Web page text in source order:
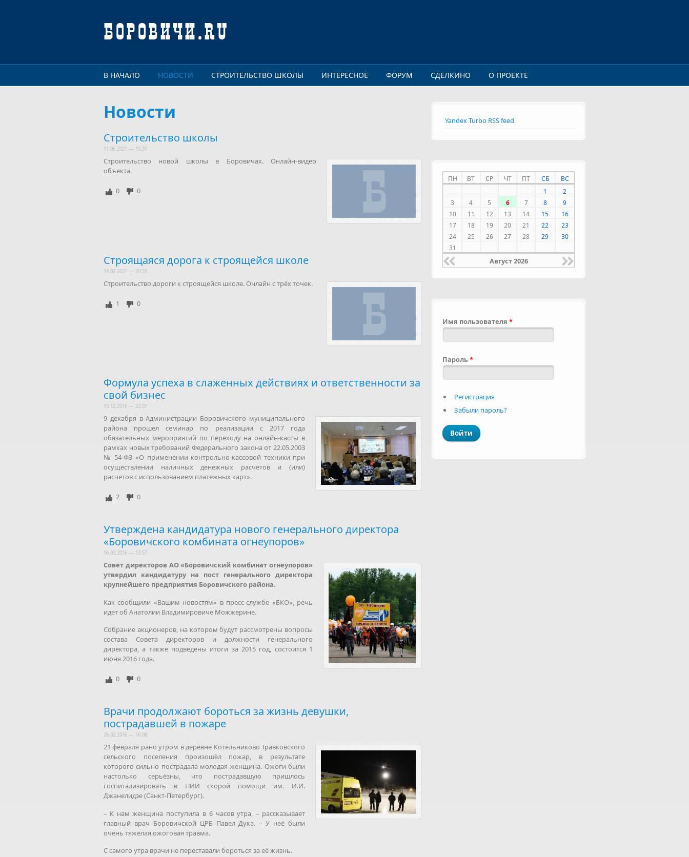
В НАЧАЛО НОВОСТИ СТРОИТЕЛЬСТВО ШКОЛЫ ИНТЕРЕСНОЕ ФОРУМ СДЕЛКИНО О ПРОЕКТЕ
Новости
Строительство школы
11.06.2021 — 15:31
Строительство новой школы в Боровичах. Онлайн-видео
объекта.
0 0
Строящаяся дорога к строящейся школе
14.02.2021 — 20:29
Строительство дороги к строящейся школе. Онлайн с трёх точек.
1 0
Формула успеха в слаженных действиях и ответственности за
свой бизнес
15.12.2016 — 22:07
9 декабря в Администрации Боровичского муниципального
района прошел семинар по реализации с 2017 года
обязательных мероприятий по переходу на онлайн-кассы в
рамках новых требований Федерального закона от 22.05.2003
№ 54-ФЗ «О применении контрольно-кассовой техники при
осуществлении наличных денежных расчетов и (или)
расчетов с использованием платежных карт».
2 0
Утверждена кандидатура нового генерального директора
«Боровичского комбината огнеупоров»
06.03.2016 — 13:57
Совет директоров АО «Боровичский комбинат огнеупоров»
утвердил кандидатуру на пост генерального директора
крупнейшего предприятия Боровичского района.
Как сообщили «Вашим новостям» в пресс-службе «БКО», речь
идет об Анатолии Владимировиче Можжерине.
Собрание акционеров, на котором будут рассмотрены вопросы
состава Совета директоров и должности генерального
директора, а также подведены итоги за 2015 год, состоится 1
июня 2016 года.
0 0
Врачи продолжают бороться за жизнь девушки,
пострадавшей в пожаре
26.02.2016 — 16:08
21 февраля рано утром в деревне Котельниково Травковского
сельского поселения произошёл пожар, в результате
которого сильно пострадала молодая женщина. Ожоги были
настолько серьёзны, что пострадавшую пришлось
госпитализировать в НИИ скорой помощи им. И.И.
Джанелидзе (Санкт-Петербург).
– К нам женщина поступила в 6 часов утра, – рассказывает
главный врач Боровичской ЦРБ Павел Дука. – У неё были
очень тяжёлая ожоговая травма.
С самого утра врачи не переставали бороться за её жизнь.
Yandex Turbo RSS feed
ПН ВТ СР ЧТ ПТ СБ
ВС
1
2
3
4 5 6 7 8
9
10
11 12 13 14 15
16
17
18 19 20 21 22
23
24
25 26 27 28 29
30
31
Август 2026
Имя пользователя *
Пароль*
Регистрация
Забыли пароль?